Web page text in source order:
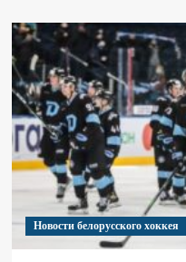
Новости белорусского хоккея